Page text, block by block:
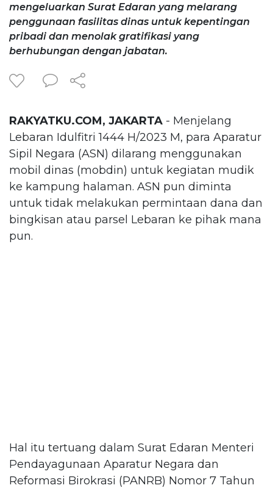
mengeluarkan Surat Edaran yang melarang
penggunaan fasilitas dinas untuk kepentingan
pribadi dan menolak gratifikasi yang
berhubungan dengan jabatan.
RAKYATKU.COM, JAKARTA - Menjelang
Lebaran Idulfitri 1444 H/2023 M, para Aparatur
Sipil Negara (ASN) dilarang menggunakan
mobil dinas (mobdin) untuk kegiatan mudik
ke kampung halaman. ASN pun diminta
untuk tidak melakukan permintaan dana dan
bingkisan atau parsel Lebaran ke pihak mana
pun.
Hal itu tertuang dalam Surat Edaran Menteri
Pendayagunaan Aparatur Negara dan
Reformasi Birokrasi (PANRB) Nomor 7 Tahun